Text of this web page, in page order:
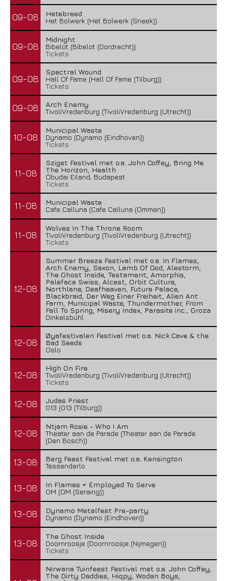
09-08
Hatebreed
Het Bolwerk (Het Bolwerk (Sneek))
09-08
Midnight
Bibelot (Bibelot (Dordrecht))
Tickets
09-08
Spectral Wound
Hall Of Fame (Hall Of Fame (Tilburg))
Tickets
09-08
Arch Enemy
TivoliVredenburg (TivoliVredenburg (Utrecht))
10-08
Municipal Waste
Dynamo (Dynamo (Eindhoven))
Tickets
11-08
Sziget Festival met o.a. John Coffey, Bring Me
The Horizon, Health
Óbudai Eiland, Budapest
Tickets
11-08
Municipal Waste
Cafe Calluna (Cafe Calluna (Ommen))
11-08
Wolves In The Throne Room
TivoliVredenburg (TivoliVredenburg (Utrecht))
Tickets
12-08
Summer Breeze Festival met o.a. In Flames,
Arch Enemy, Saxon, Lamb Of God, Alestorm,
The Ghost Inside, Testament, Amorphis,
Paleface Swiss, Alcest, Orbit Culture,
Northlane, Deafheaven, Future Palace,
Blackbraid, Der Weg Einer Freiheit, Alien Ant
Farm, Municipal Waste, Thundermother, From
Fall To Spring, Misery Index, Parasite inc., Groza
Dinkelsbühl
12-08
Øyafestivalen Festival met o.a. Nick Cave & the
Bad Seeds
Oslo
12-08
High On Fire
TivoliVredenburg (TivoliVredenburg (Utrecht))
Tickets
12-08
Judas Priest
013 (013 (Tilburg))
12-08
Ntjam Rosie - Who I Am
Theater aan de Parade (Theater aan de Parade
(Den Bosch))
13-08
Berg Feest Festival met o.a. Kensington
Tessenderlo
13-08
In Flames + Employed To Serve
OM (OM (Seraing))
13-08
Dynamo Metalfest Pre-party
Dynamo (Dynamo (Eindhoven))
13-08
The Ghost Inside
Doornroosje (Doornroosje (Nijmegen))
Tickets
Nirwana Tuinfeest Festival met o.a. John Coffey,
The Dirty Daddies, Hiqpy, Wodan Boys,